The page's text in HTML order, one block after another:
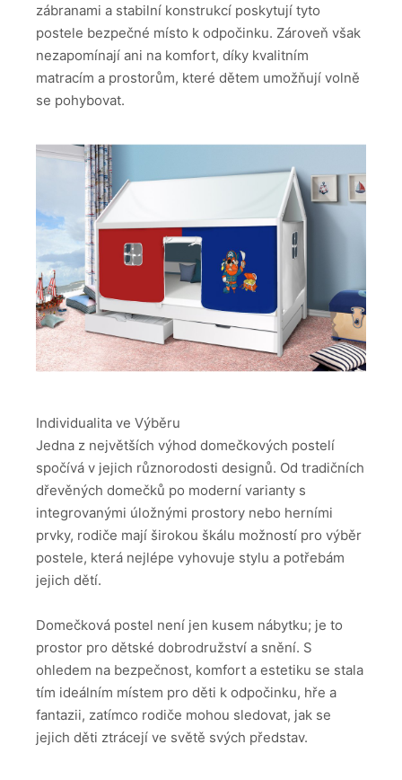
zábranami a stabilní konstrukcí poskytují tyto
postele bezpečné místo k odpočinku. Zároveň však
nezapomínají ani na komfort, díky kvalitním
matracím a prostorům, které dětem umožňují volně
se pohybovat.
Individualita ve Výběru
Jedna z největších výhod domečkových postelí
spočívá v jejich různorodosti designů. Od tradičních
dřevěných domečků po moderní varianty s
integrovanými úložnými prostory nebo herními
prvky, rodiče mají širokou škálu možností pro výběr
postele, která nejlépe vyhovuje stylu a potřebám
jejich dětí.
Domečková postel není jen kusem nábytku; je to
prostor pro dětské dobrodružství a snění. S
ohledem na bezpečnost, komfort a estetiku se stala
tím ideálním místem pro děti k odpočinku, hře a
fantazii, zatímco rodiče mohou sledovat, jak se
jejich děti ztrácejí ve světě svých představ.